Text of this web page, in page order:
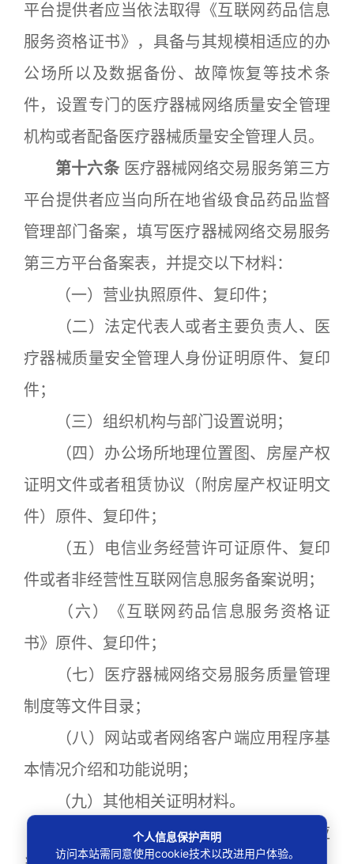
平台提供者应当依法取得《互联网药品信息
服务资格证书》，具备与其规模相适应的办
公场所以及数据备份、故障恢复等技术条
件，设置专门的医疗器械网络质量安全管理
机构或者配备医疗器械质量安全管理人员。
第十六条医疗器械网络交易服务第三方
平台提供者应当向所在地省级食品药品监督
管理部门备案，填写医疗器械网络交易服务
第三方平台备案表，并提交以下材料：
（一）营业执照原件、复印件；
（二）法定代表人或者主要负责人、医
疗器械质量安全管理人身份证明原件、复印
件；
（三）组织机构与部门设置说明；
（四）办公场所地理位置图、房屋产权
证明文件或者租赁协议（附房屋产权证明文
件）原件、复印件；
（五）电信业务经营许可证原件、复印
件或者非经营性互联网信息服务备案说明；
（六）《互联网药品信息服务资格证
书》原件、复印件；
（七）医疗器械网络交易服务质量管理
制度等文件目录；
（八）网站或者网络客户端应用程序基
本情况介绍和功能说明；
（九）其他相关证明材料。
省级食品药品监督管理部门应
个人信息保护声明
访问本站需同意使用cookie技术以改进用户体验。